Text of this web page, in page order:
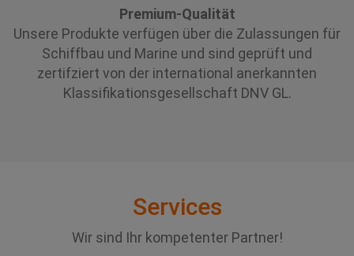
Premium-Qualität
Unsere Produkte verfügen über die Zulassungen für
Schiffbau und Marine und sind geprüft und
zertifziert von der international anerkannten
Klassifikationsgesellschaft DNV GL.
Services
Wir sind Ihr kompetenter Partner!